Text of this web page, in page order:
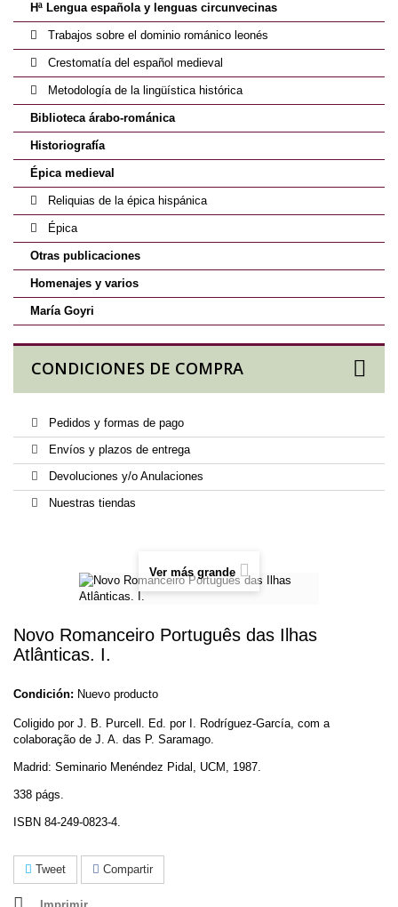
Hª Lengua española y lenguas circunvecinas
Trabajos sobre el dominio románico leonés
Crestomatía del español medieval
Metodología de la lingüística histórica
Biblioteca árabo-románica
Historiografía
Épica medieval
Reliquias de la épica hispánica
Épica
Otras publicaciones
Homenajes y varios
María Goyri
CONDICIONES DE COMPRA
Pedidos y formas de pago
Envíos y plazos de entrega
Devoluciones y/o Anulaciones
Nuestras tiendas
Ver más grande
Novo Romanceiro Português das Ilhas
Atlânticas. I.
Condición: Nuevo producto
Coligido por J. B. Purcell. Ed. por I. Rodríguez-García, com a
colaboração de J. A. das P. Saramago.
Madrid: Seminario Menéndez Pidal, UCM, 1987.
338 págs.
ISBN 84-249-0823-4.
Tweet Compartir